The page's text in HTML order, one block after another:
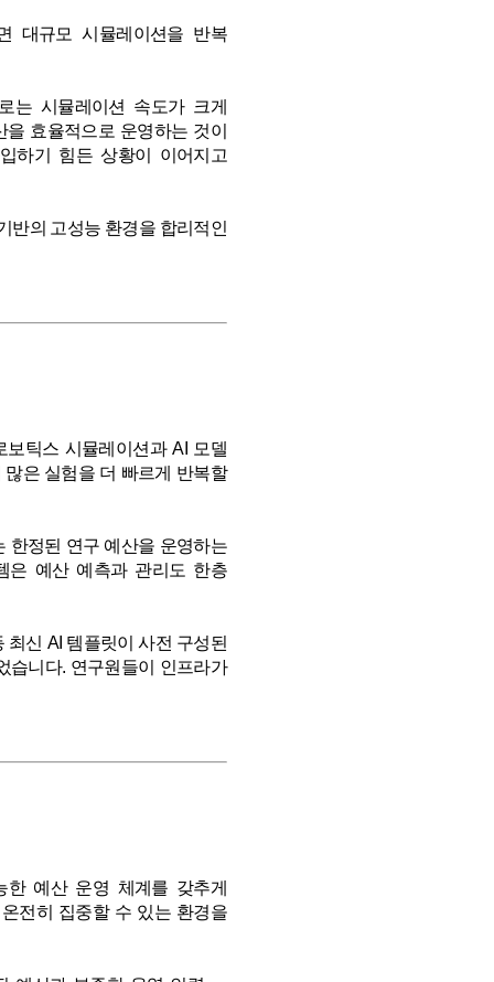
대규모 시뮬레이션을 반복
는 시뮬레이션 속도가 크게
효율적으로 운영하는 것이
하기 힘든 상황이 이어지고
반의 고성능 환경을 합리적인
틱스 시뮬레이션과 AI 모델
은 실험을 더 빠르게 반복할
한정된 연구 예산을 운영하는
은 예산 예측과 관리도 한층
최신 AI 템플릿이 사전 구성된
습니다. 연구원들이 인프라가
한 예산 운영 체계를 갖추게
전히 집중할 수 있는 환경을